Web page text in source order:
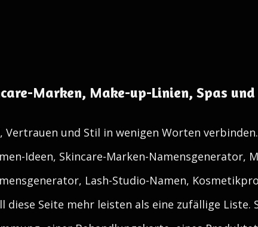
Marken, Make-up-Linien, Spas
Vertrauen und Stil in wenigen Worten
Ideen, Skincare-Marken-Namensgenerator,
Lash-Studio-Namen,
diese Seite mehr leisten als eine zufällige Liste.